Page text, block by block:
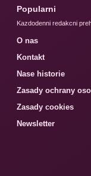
Popularni
Kazdodenni redakcni
O nas
Kontakt
Nase historie
Zasady ochrany
Zasady cookies
Newsletter